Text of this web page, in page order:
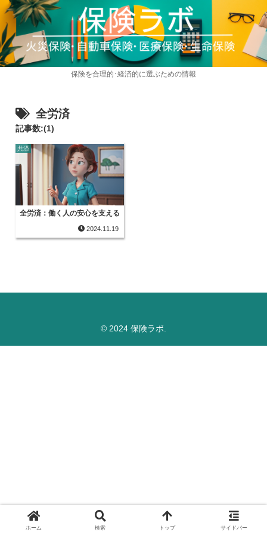
保険を合理的･経済的に選ぶための情報
全労済
記事数:(1)
共済
全労済：働く人の安心を支える
2024.11.19
© 2024 保険ラボ.
ホーム 検索 トップ サイドバー